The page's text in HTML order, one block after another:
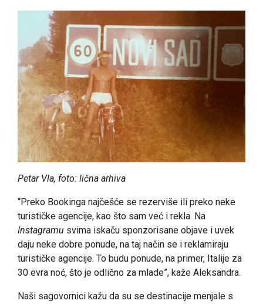
Petar Vla, foto: lična arhiva
“Preko Bookinga najčešće se rezerviše ili preko neke
turističke agencije, kao što sam već i rekla. Na
Instagramu svima iskaču sponzorisane objave i uvek
daju neke dobre ponude, na taj način se i reklamiraju
turističke agencije. To budu ponude, na primer, Italije za
30 evra noć, što je odlično za mlade”, kaže Aleksandra.
Naši sagovornici kažu da su se destinacije menjale s